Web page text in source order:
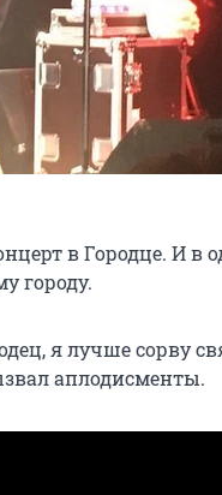
в Городце. И в
городу.
я лучше сорву
аплодисменты.